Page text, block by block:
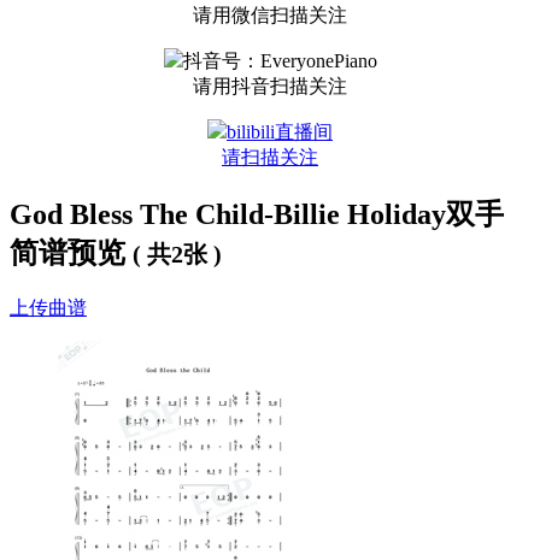
请用微信扫描关注
抖音号：EveryonePiano
请用抖音扫描关注
bilibili直播间
请扫描关注
God Bless The Child-Billie Holiday双手
简谱预览 ( 共2张 )
上传曲谱